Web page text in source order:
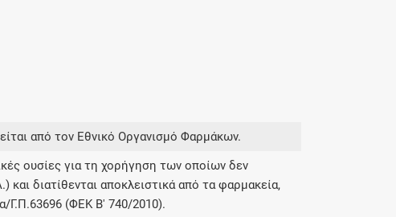
από τον Εθνικό Οργανισμό Φαρμάκων.
ουσίες για τη χορήγηση των οποίων δεν
διατίθενται αποκλειστικά από τα φαρμακεία,
Γ.Π.63696 (ΦΕΚ Β' 740/2010).